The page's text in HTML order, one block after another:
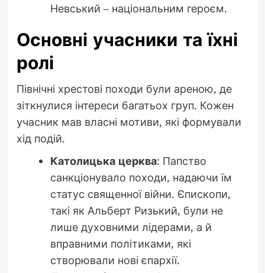
Невський – національним героєм.
Основні учасники та їхні
ролі
Північні хрестові походи були ареною, де
зіткнулися інтереси багатьох груп. Кожен
учасник мав власні мотиви, які формували
хід подій.
Католицька церква: Папство
санкціонувало походи, надаючи їм
статус священної війни. Єпископи,
такі як Альберт Ризький, були не
лише духовними лідерами, а й
вправними політиками, які
створювали нові єпархії.